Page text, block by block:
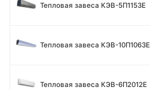
Тепловая завеса КЭВ-5П1153E
Тепловая завеса КЭВ-10П1063E
Тепловая завеса КЭВ-6П2012Е